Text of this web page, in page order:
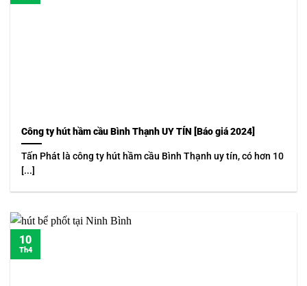
Công ty hút hầm cầu Bình Thạnh UY TÍN [Báo giá 2024]
Tấn Phát là công ty hút hầm cầu Bình Thạnh uy tín, có hơn 10
[...]
10
Th4